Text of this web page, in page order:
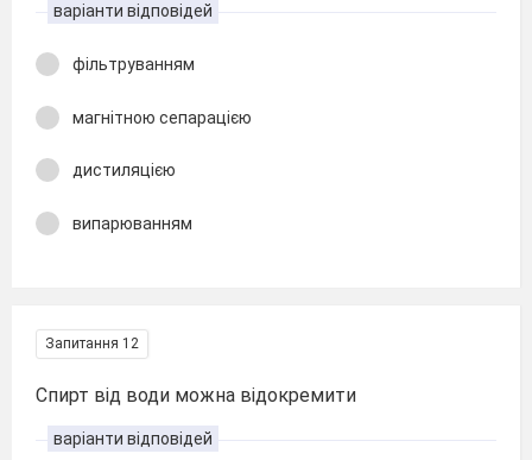
варіанти відповідей
фільтруванням
магнітною сепарацією
дистиляцією
випарюванням
Запитання 12
Спирт від води можна відокремити
варіанти відповідей